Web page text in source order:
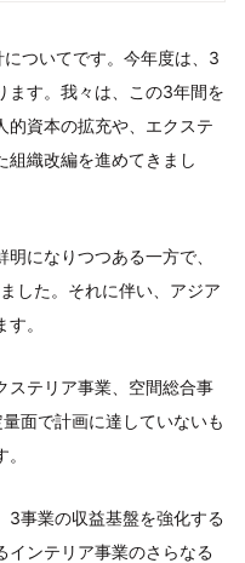
ついてです。今年度は、3
ます。我々は、この3年間を
的資本の拡充や、エクステ
組織改編を進めてきまし
になりつつある一方で、
した。それに伴い、アジア
。
ステリア事業、空間総合事
面で計画に達していないも
3事業の収益基盤を強化する
インテリア事業のさらなる